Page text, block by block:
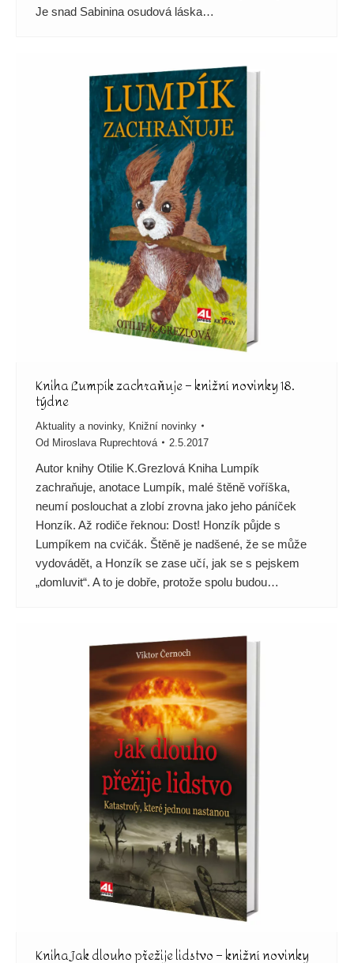
Je snad Sabinina osudová láska…
Kniha Lumpík zachraňuje – knižní novinky 18.
týdne
Aktuality a novinky, Knižní novinky
Od Miroslava Ruprechtová 2.5.2017
Autor knihy Otilie K.Grezlová Kniha Lumpík
zachraňuje, anotace Lumpík, malé štěně voříška,
neumí poslouchat a zlobí zrovna jako jeho páníček
Honzík. Až rodiče řeknou: Dost! Honzík půjde s
Lumpíkem na cvičák. Štěně je nadšené, že se může
vydovádět, a Honzík se zase učí, jak se s pejskem
„domluvit“. A to je dobře, protože spolu budou…
Kniha Jak dlouho přežije lidstvo – knižní novinky